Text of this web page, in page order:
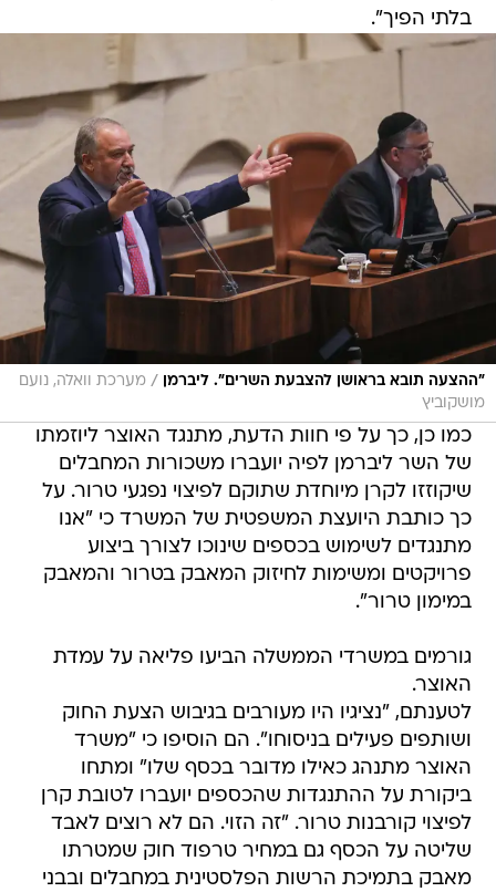
בלתי הפיך".
"ההצעה תובא בראושן להצבעת השרים". ליברמן / מערכת וואלה, נועם
מושקוביץ
כמו כן, כך על פי חוות הדעת, מתנגד האוצר ליוזמתו
של השר ליברמן לפיה יועברו משכורות המחבלים
שיקוזזו לקרן מיוחדת שתוקם לפיצוי נפגעי טרור. על
כך כותבת היועצת המשפטית של המשרד כי "אנו
מתנגדים לשימוש בכספים שינוכו לצורך ביצוע
פרויקטים ומשימות לחיזוק המאבק בטרור והמאבק
במימון טרור".
‏גורמים במשרדי הממשלה הביעו פליאה על עמדת
האוצר.
לטענתם, "נציגיו היו מעורבים בגיבוש הצעת החוק
ושותפים פעילים בניסוחו". הם הוסיפו כי "משרד
האוצר מתנהג כאילו מדובר בכסף שלו" ומתחו
ביקורת על ההתנגדות שהכספים יועברו לטובת קרן
לפיצוי קורבנות טרור. "זה הזוי. הם לא רוצים לאבד
שליטה על הכסף גם במחיר טרפוד חוק שמטרתו
מאבק בתמיכת הרשות הפלסטינית במחבלים ובבני